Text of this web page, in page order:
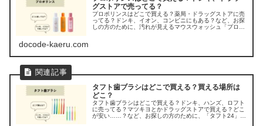
グストアで売ってる？
プロポリンスはどこで買える？薬局・ドラッグストアに売
ってる？ドンキ、イオン、コンビニにもある？など、お探
しの方のために、汚れが見えるマウスウォッシュ「プロポ
docode-kaeru.com
タフト歯ブラシはどこで買える？買える場所は
どこ？
タフト歯ブラシはどこで買える？ドンキ、ハンズ、ロフト
に売ってる？マツキヨとかドラッグストアで買える？どこ
が安い……？など、お探しの方のために、「タフト24」